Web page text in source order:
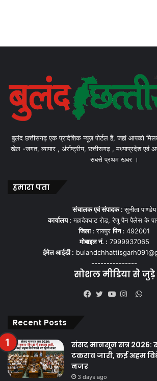
बुलंद छत्तीसगढ़ एक प्रादेशिक न्यूज़ पोर्टल हैं, जहां आपको
खेल -जगत, व्यापार , अंर्राष्ट्रीय, छत्तीसगढ़ , मध्याप्रदेश एवं
सबसे प्रथम खबर ।
हमारा पता
संचालक एवं संपादक :सुनीता पाण्डेय
कार्यालय : महादेवघाट रोड, रेणु पैन पैलेस के
जिला : रायपुरपिन : 492001
मोबाइल नं. : 7999937065
ईमेल आईडी :
---------------
सोशल मीडिया से जुड़े
Recent Posts
संसद मानसून सत्र 2026:
टकराव जारी, कई अहम
नजर
3 days ago